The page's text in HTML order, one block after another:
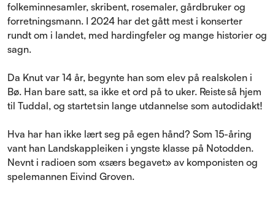
folkeminnesamler, skribent, rosemaler, gårdbruker og
forretningsmann. I 2024 har det gått mest i konserter
rundt om i landet, med hardingfeler og mange historier og
sagn.
Da Knut var 14 år, begynte han som elev på realskolen i
Bø. Han bare satt, sa ikke et ord på to uker. Reiste så hjem
til Tuddal, og startet sin lange utdannelse som autodidakt!
Hva har han ikke lært seg på egen hånd? Som 15-åring
vant han Landskappleiken i yngste klasse på Notodden.
Nevnt i radioen som «særs begavet» av komponisten og
spelemannen Eivind Groven.